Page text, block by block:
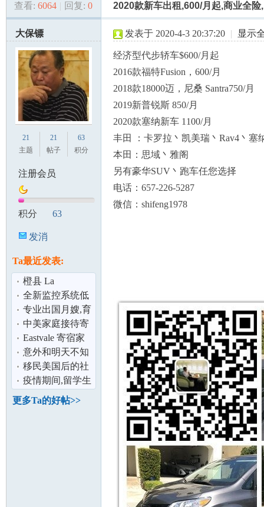
美» › ›
查看: 6064 | 回复: 0 2020款新车出租,600/月起,商业全险,
大保镖
21
主题
21
帖子
63
积分
注册会员
积分 63
发消
Ta最近发表:
橙县 La
Habra/Buena
Park/Fullerton 1房
1
全新监控系统低
价转。
专业出国月嫂,育
婴师
中美家庭接待寄
宿生,就读南加州
前10名公立
Eastvale 寄宿家
庭
意外和明天不知
哪个会先来？
移民美国后的社
会保险金
疫情期间,留学生
可以申请工卡在
校外打工了
更多Ta的好帖>>
发表于 2020-4-3 20:37:20 | 显示
经济型代步轿车$600/月起
2016款福特Fusion，600/月
2018款18000迈，尼桑 Santra750/月
2019新普锐斯 850/月
2020款塞纳新车 1100/月
丰田 ：卡罗拉丶凯美瑞丶Rav4丶塞
本田：思域丶雅阁
另有豪华SUV丶跑车任您选择
电话：657-226-5287
微信：shifeng1978